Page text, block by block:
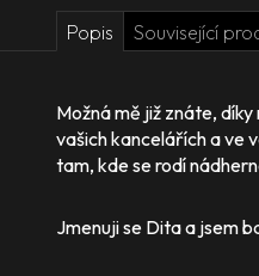
Popis Související
Možná mě již znáte,
vašich kancelářích a ve
tam, kde se rodí
Jmenuji se Dita a jsem